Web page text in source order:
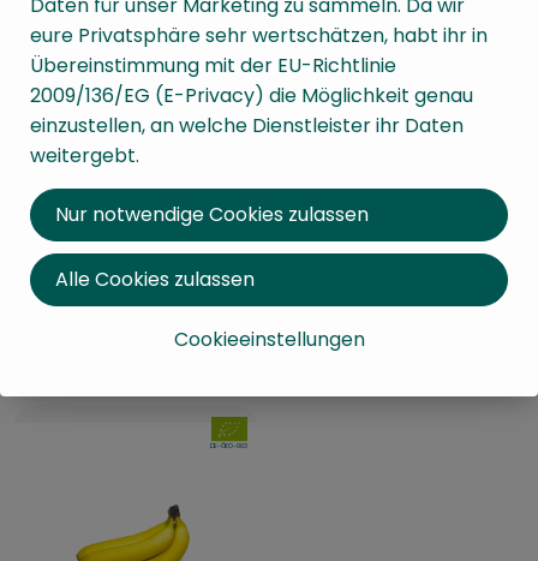
1,89 €
, Preis:
4,99 €
Deutschland, Referenzpreis:
23,76 €/ kg
, Verband:
, Kontrollstelle:
DE-ÖKO-003
eure Privatsphäre sehr wertschätzen, habt ihr in
Übereinstimmung mit der EU-Richtlinie
2009/136/EG (E-Privacy) die Möglichkeit genau
einzustellen, an welche Dienstleister ihr Daten
weitergebt.
Cookieeinstellungen
Nur notwendige Cookies zulassen
Alle Cookies zulassen